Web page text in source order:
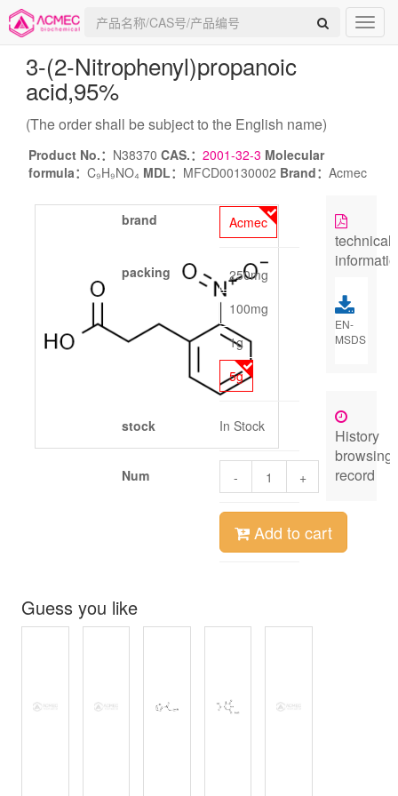
3-(2-Nitrophenyl)propanoic
acid,95%
(The order shall be subject to the English name)
Product No.： N38370 CAS.： 2001-32-3 Molecular
formula： C₉H₉NO₄ MDL： MFCD00130002 Brand： Acmec
brand Acmec
packing
250mg
100mg
1g
5g
stock In Stock
Num - +
Add to cart
Guess you like
technical
EN-
MSDS
History
browsing
record